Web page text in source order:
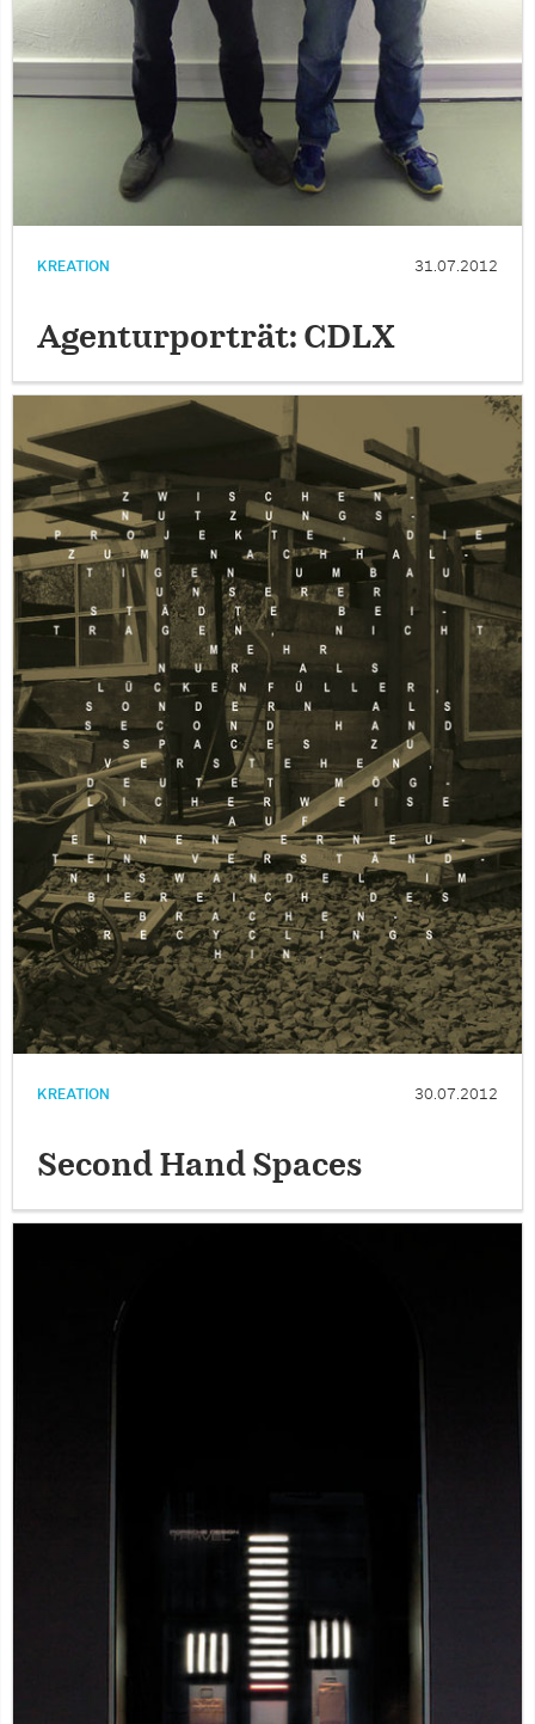
KREATION 31.07.2012
Agenturporträt: CDLX
KREATION 30.07.2012
Second Hand Spaces